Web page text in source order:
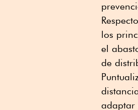
los
el
de
adaptar